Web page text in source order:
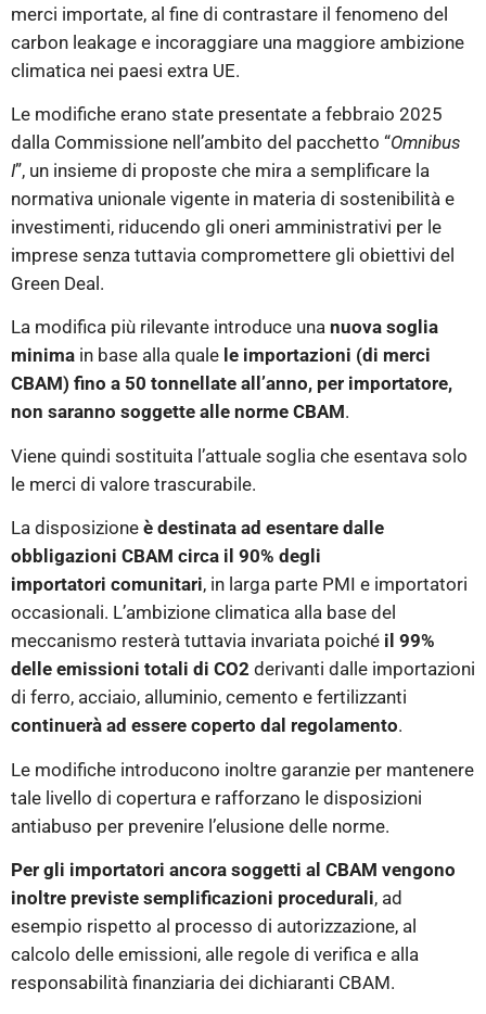
merci importate, al fine di contrastare il fenomeno del
carbon leakage e incoraggiare una maggiore ambizione
climatica nei paesi extra UE.
Le modifiche erano state presentate a febbraio 2025
dalla Commissione nell’ambito del pacchetto “Omnibus
I”, un insieme di proposte che mira a semplificare la
normativa unionale vigente in materia di sostenibilità e
investimenti, riducendo gli oneri amministrativi per le
imprese senza tuttavia compromettere gli obiettivi del
Green Deal.
La modifica più rilevante introduce una nuova soglia
minima in base alla quale le importazioni (di merci
CBAM) fino a 50 tonnellate all’anno, per importatore,
non saranno soggette alle norme CBAM.
Viene quindi sostituita l’attuale soglia che esentava solo
le merci di valore trascurabile.
La disposizione è destinata ad esentare dalle
obbligazioni CBAM circa il 90% degli
importatori comunitari, in larga parte PMI e importatori
occasionali. L’ambizione climatica alla base del
meccanismo resterà tuttavia invariata poiché il 99%
delle emissioni totali di CO2 derivanti dalle importazioni
di ferro, acciaio, alluminio, cemento e fertilizzanti
continuerà ad essere coperto dal regolamento.
Le modifiche introducono inoltre garanzie per mantenere
tale livello di copertura e rafforzano le disposizioni
antiabuso per prevenire l’elusione delle norme.
Per gli importatori ancora soggetti al CBAM vengono
inoltre previste semplificazioni procedurali, ad
esempio rispetto al processo di autorizzazione, al
calcolo delle emissioni, alle regole di verifica e alla
responsabilità finanziaria dei dichiaranti CBAM.